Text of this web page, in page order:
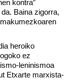
kontra”
Baina zigorra,
heroiko
ez
leninismoa
Etxarte marxista-